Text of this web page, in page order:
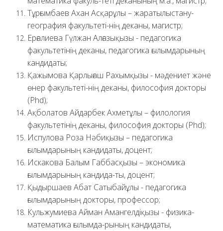
Тұрғымбаев Ахан Асқарұлы – жаратылыстану-
география факультеті-нің деканы, магистр;
Ерғалиева Гүлжан Алғазықызы - педагогика
факультетінің деканы, педагогика ғылымдарының
кандидаты;
Қажымова Қарлығаш Рахымқызы - мәдениет және
өнер факультеті-нің деканы, философия докторы
(Рhd);
Ақболатов Айдарбек Ахметұлы – филология
факультетінің деканы, философия докторы (Рhd);
Испулова Роза Нәбиқызы – педагогика
ғылымдарының кандидаты, доцент;
Искакова Балым Габбасқызы – экономика
ғылымдарының кандида-ты, доцент;
Қыдыршаев Абат Сатыбайұлы - педагогика
ғылымдарының докторы, профессор;
Кульжумиева Айман Амангелдіқызы - физика-
математика ғылымда-рының кандидаты,